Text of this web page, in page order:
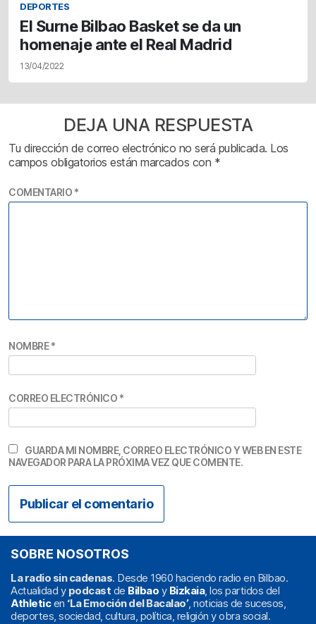
DEPORTES
El Surne Bilbao Basket se da un
homenaje ante el Real Madrid
13/04/2022
DEJA UNA RESPUESTA
Tu dirección de correo electrónico no será publicada. Los
campos obligatorios están marcados con *
COMENTARIO *
NOMBRE*
CORREO ELECTRÓNICO *
GUARDA MI NOMBRE, CORREO ELECTRÓNICO Y WEB EN ESTE
NAVEGADOR PARA LA PRÓXIMA VEZ QUE COMENTE.
SOBRE NOSOTROS
La radio sin cadenas. Desde 1960 haciendo radio en Bilbao.
Actualidad y podcast de Bilbao y Bizkaia, los partidos del
Athleticen ‘La Emoción del Bacalao’, noticias de sucesos,
deportes, sociedad, cultura, política, religión y obra social.